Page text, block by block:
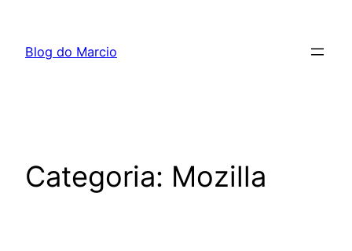
Blog do Marcio
Categoria: Mozilla